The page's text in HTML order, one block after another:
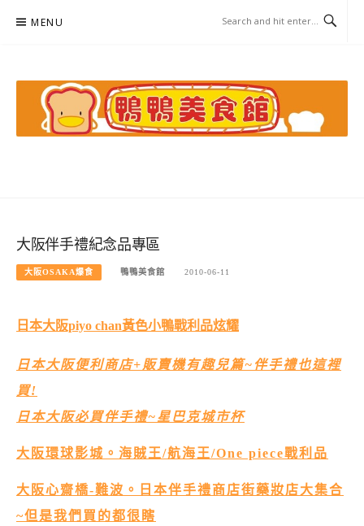
MENU
大阪伴手禮紀念品專區
大阪OSAKA爆食 鴨鴨美食館 2010-06-11
日本大阪piyo chan黃色小鴨戰利品炫耀
日本大阪便利商店+販賣機有趣兒篇~伴手禮也這裡
買!
日本大阪必買伴手禮~星巴克城市杯
大阪環球影城。海賊王/航海王/One piece戰利品
大阪心齋橋-難波。日本伴手禮商店街藥妝店大集合
~但是我們買的都很瞎